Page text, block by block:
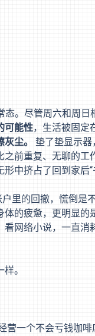
。尽管周六和周日
可能性，生活被固定
尘。
垫了垫显示器
前重复、无聊的工
中挤占了回到家后“
户里的回撤，慌倒是
的疲惫，更明显的
网络小说，一直消
。
营一个不会亏钱咖